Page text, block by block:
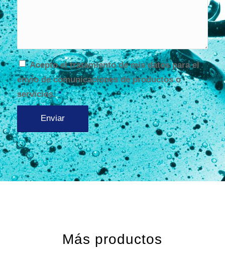
Acepto el tratamiento de mis datos para el
envío de comunicaciones de productos o
servicios.*
Más productos